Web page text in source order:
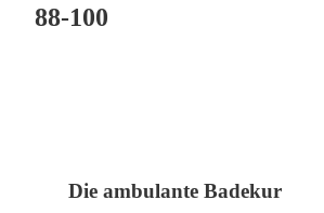
88-100
Die ambulante Badekur